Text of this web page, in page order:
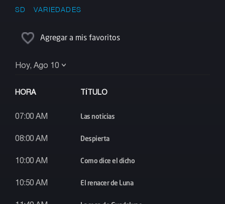
SD VARIEDADES
Agregar a mis favoritos
Hoy, Ago 10
HORA TÍTULO
07:00 AM Las noticias
08:00 AM Despierta
10:00 AM Como dice el dicho
10:50 AM El renacer de Luna